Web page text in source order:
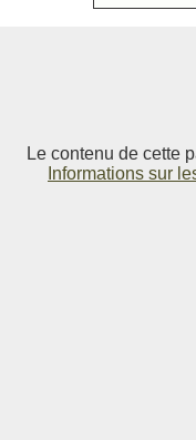
Le contenu de cette
Informations sur